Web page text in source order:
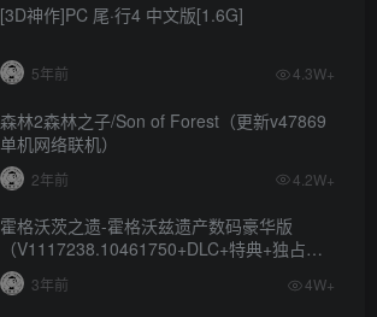
[3D神作]PC 尾·行4 中文版[1.6G]
5年前 4.3W+
森林2森林之子/Son of Forest（更新v47869
单机网络联机）
2年前 4.2W+
霍格沃茨之遗-霍格沃兹遗产数码豪华版
（V1117238.10461750+DLC+特典+独占内
容）
3年前 4W+